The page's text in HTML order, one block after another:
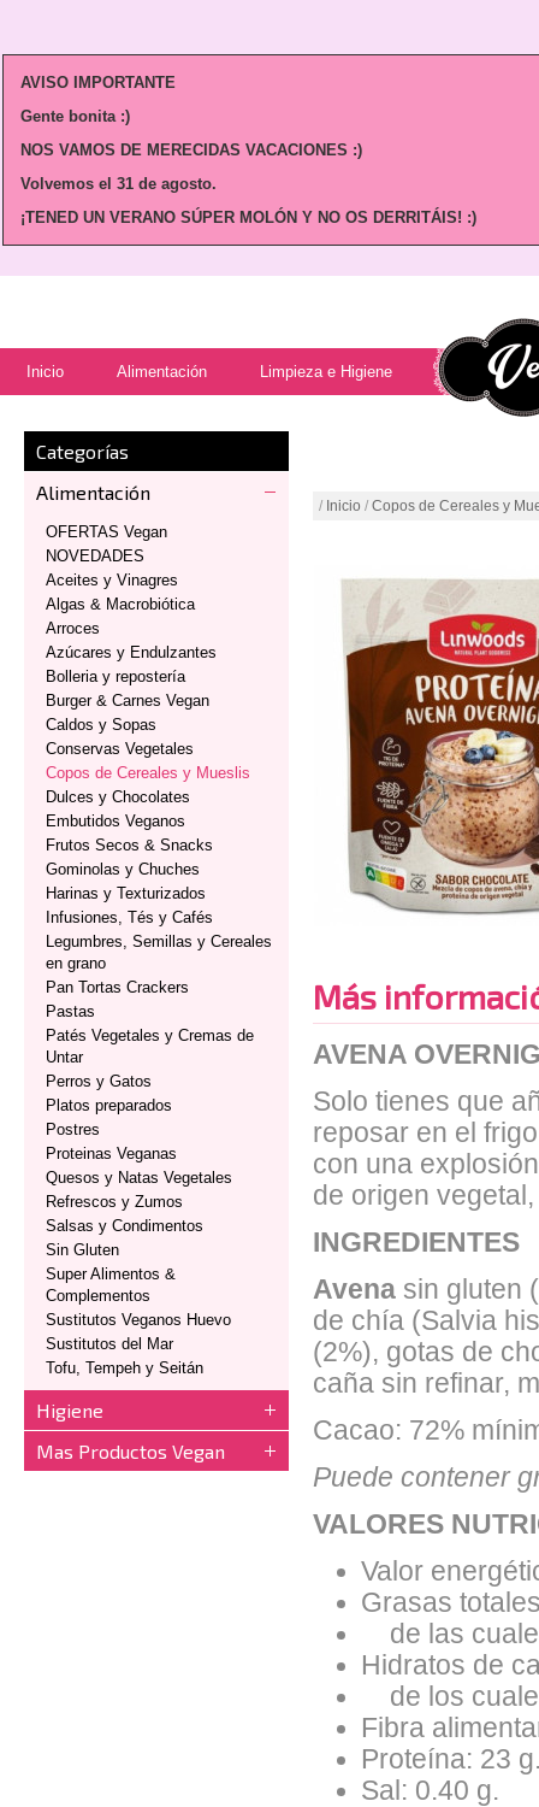
AVISO IMPORTANTE
Gente bonita :)
NOS VAMOS DE MERECIDAS VACACIONES :)
Volvemos el 31 de agosto.
¡TENED UN VERANO SÚPER MOLÓN Y NO OS DERRITÁIS! :)
Inicio Alimentación Limpieza e Higiene
Categorías
Alimentación
OFERTAS Vegan
NOVEDADES
Aceites y Vinagres
Algas & Macrobiótica
Arroces
Azúcares y Endulzantes
Bolleria y repostería
Burger & Carnes Vegan
Caldos y Sopas
Conservas Vegetales
Copos de Cereales y Mueslis
Dulces y Chocolates
Embutidos Veganos
Frutos Secos & Snacks
Gominolas y Chuches
Harinas y Texturizados
Infusiones, Tés y Cafés
Legumbres, Semillas y Cereales
en grano
Pan Tortas Crackers
Pastas
Patés Vegetales y Cremas de
Untar
Perros y Gatos
Platos preparados
Postres
Proteinas Veganas
Quesos y Natas Vegetales
Refrescos y Zumos
Salsas y Condimentos
Sin Gluten
Super Alimentos &
Complementos
Sustitutos Veganos Huevo
Sustitutos del Mar
Tofu, Tempeh y Seitán
Higiene
Mas Productos Vegan
/ Inicio / Copos de Cereales y
Más
AVENA
Solo tienes que
reposar en el
con una
de origen
INGREDIENTES
Avena sin gluten
de chía (Salvia
(2%), gotas de
caña sin refinar,
Cacao: 72%
Puede contener
VALORES
Valor
Grasas
de las
Hidratos de
de los
Fibra
Proteína: 23
Sal: 0.40 g.